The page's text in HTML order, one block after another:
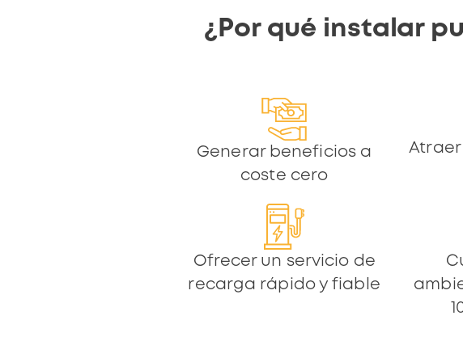
¿Por qué instalar
Generar beneficios a
coste cero
Ofrecer un servicio de
recarga rápido y fiable